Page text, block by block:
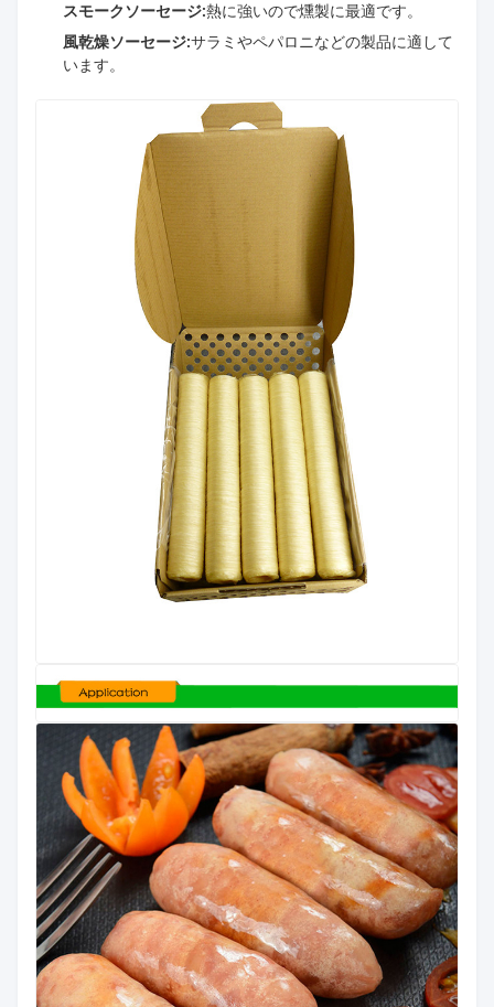
スモークソーセージ:熱に強いので燻製に最適です。
風乾燥ソーセージ:サラミやペパロニなどの製品に適して
います。